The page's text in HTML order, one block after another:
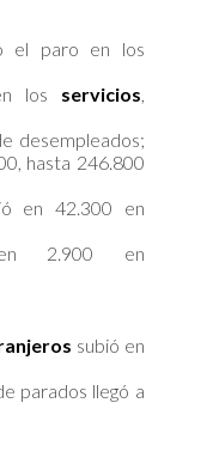
el paro en los
los servicios,
desempleados;
hasta 246.800
en 42.300 en
2.900 en
subió en
parados llegó a